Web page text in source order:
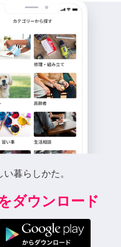
暮らしかた。
ダウンロード